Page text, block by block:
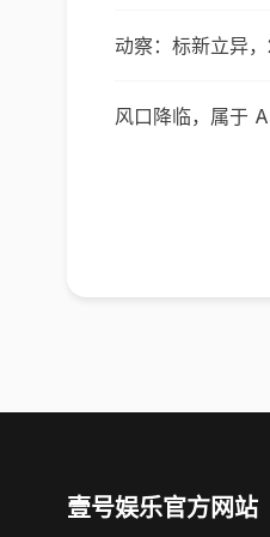
动察：标新立异
风口降临，属于
壹号娱乐官方网站